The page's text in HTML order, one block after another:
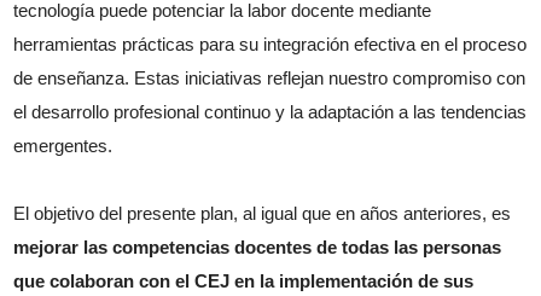
tecnología puede potenciar la labor docente mediante
herramientas prácticas para su integración efectiva en el proceso
de enseñanza. Estas iniciativas reflejan nuestro compromiso con
el desarrollo profesional continuo y la adaptación a las tendencias
emergentes.
El objetivo del presente plan, al igual que en años anteriores, es
mejorar las competencias docentes de todas las personas
que colaboran con el CEJ en la implementación de sus